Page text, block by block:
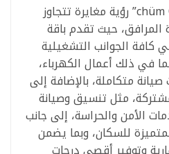
تتبنى “chüm COMMUNITIES” رؤية مغايرة تتجاوز
المرافق، حيث تقدم باقة
الجوانب التشغيلية
في ذلك أعمال الكهرباء،
متكاملة، بالإضافة إلى
مثل تنسيق وصيانة
الأمن والحراسة، إلى جانب
للسكان، وبما يضمن